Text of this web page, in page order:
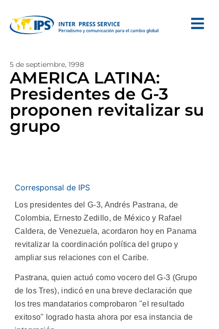
5 de septiembre, 1998
AMERICA LATINA:
Presidentes de G-3
proponen revitalizar su
grupo
Corresponsal de IPS
Los presidentes del G-3, Andrés Pastrana, de
Colombia, Ernesto Zedillo, de México y Rafael
Caldera, de Venezuela, acordaron hoy en Panama
revitalizar la coordinación política del grupo y
ampliar sus relaciones con el Caribe.
Pastrana, quien actuó como vocero del G-3 (Grupo
de los Tres), indicó en una breve declaración que
los tres mandatarios comprobaron "el resultado
exitoso" logrado hasta ahora por esa instancia de